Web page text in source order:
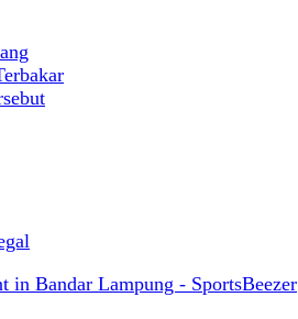
in Bandar Lampung - SportsBeezer